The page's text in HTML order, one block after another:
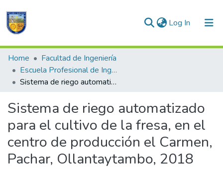
Log In (current)
Communities & Collections
All of DSpace
Home
Facultad de Ingeniería
Escuela Profesional de Ingeniería Informática y Sistemas
Sistema de riego automatizado para el cultivo de la fresa, en el centro de producción el Carmen, Pachar, Ollantaytambo, 2018
Sistema de riego automatizado
para el cultivo de la fresa, en el
centro de producción el Carmen,
Pachar, Ollantaytambo, 2018